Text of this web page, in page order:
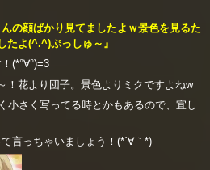
の顔ばかり見てましたよｗ景色を見るた
たよ(^.^)ぷっしゅ～』
(*°∀°)=3
！花より団子。景色よりミクですよねw
小さく写ってる時とかもあるので、宜し
言っちゃいましょう！(*´∀｀*)